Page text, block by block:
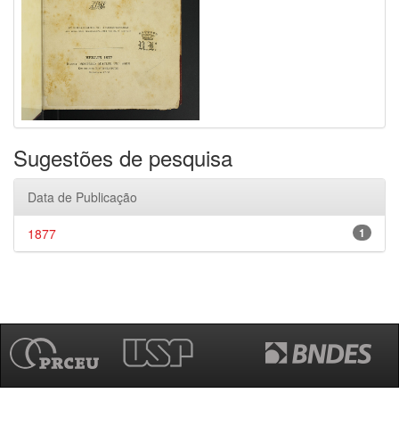
Sugestões de pesquisa
Data de Publicação
1
1877